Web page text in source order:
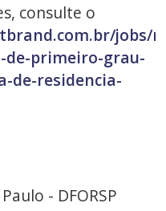
consulte o
jobs/
de-primeiro-grau-
de-residencia-
- DFORSP